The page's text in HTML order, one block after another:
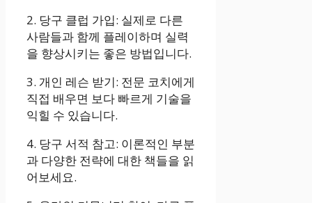
2. 당구 클럽 가입: 실제로 다른
사람들과 함께 플레이하며 실력
을 향상시키는 좋은 방법입니다.
3. 개인 레슨 받기: 전문 코치에게
직접 배우면 보다 빠르게 기술을
익힐 수 있습니다.
4. 당구 서적 참고: 이론적인 부분
과 다양한 전략에 대한 책들을 읽
어보세요.